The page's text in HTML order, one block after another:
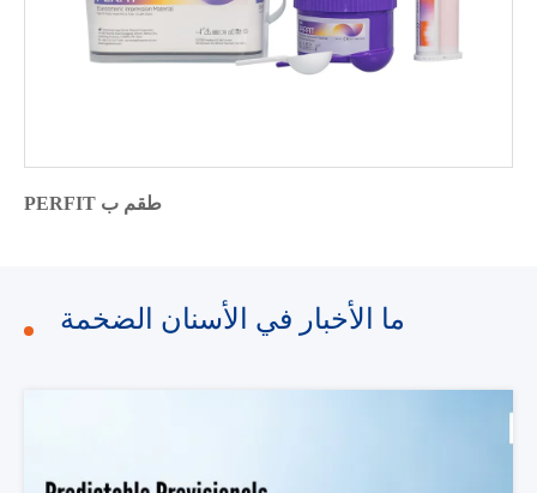
PERFIT طقم ب
ما الأخبار في الأسنان الضخمة